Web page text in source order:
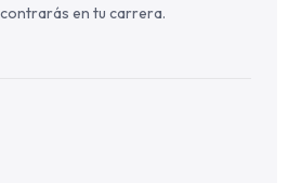
en tu carrera.